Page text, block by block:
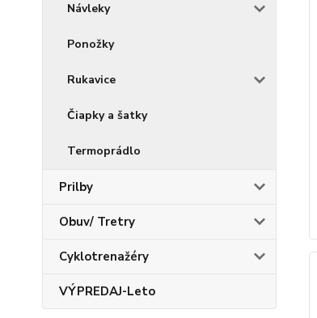
Návleky
Ponožky
Rukavice
Čiapky a šatky
Termoprádlo
Prilby
Obuv/ Tretry
Cyklotrenažéry
VÝPREDAJ-Leto